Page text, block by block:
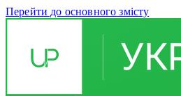
Перейти до основного змісту